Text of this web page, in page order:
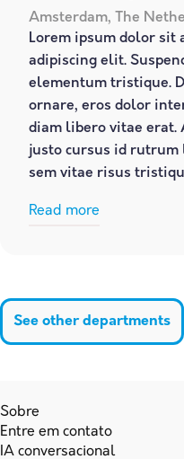
Amsterdam, The
Lorem ipsum dolor sit
adipiscing elit.
elementum tristique.
ornare, eros dolor
diam libero vitae erat.
justo cursus id rutrum
sem vitae risus
Read more
See other departments
Sobre
Entre em contato
IA conversacional